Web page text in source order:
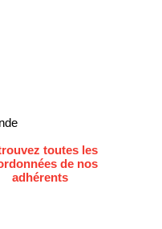
toutes les
de nos
adhérents